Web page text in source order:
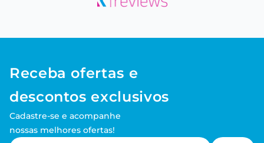
Receba ofertas e
descontos exclusivos
Cadastre-se e acompanhe
nossas melhores ofertas!